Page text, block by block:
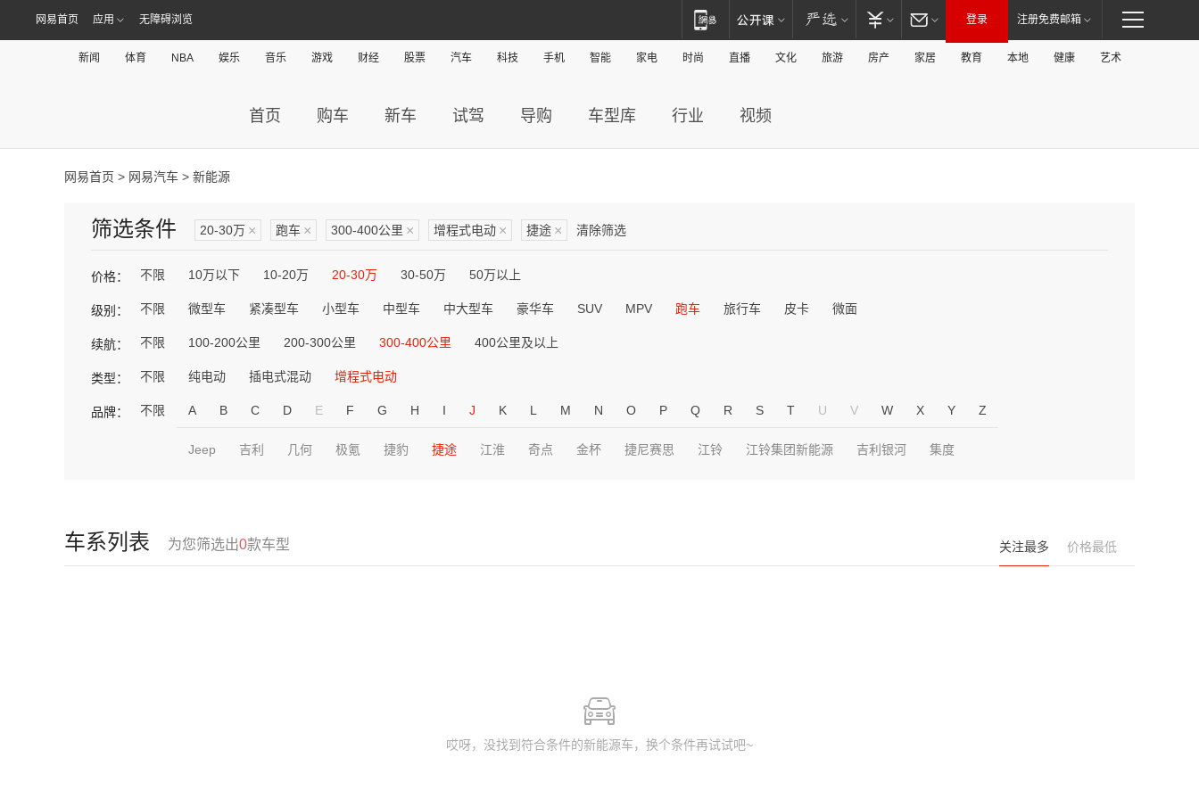
网易首页 应用 无障碍浏览 登录 注册免费邮箱
新闻 体育 NBA 娱乐 音乐 游戏 财经 股票 汽车 科技 手机 智能 家电 时尚 直播 文化 旅游 房产 家居 教育 本地 健康 艺术
首页 购车 新车 试驾 导购 车型库 行业 视频
网易首页 > 网易汽车 > 新能源
筛选条件 20-30万 × 跑车 × 300-400公里 × 增程式电动 × 捷途 × 清除筛选
价格： 不限 10万以下 10-20万 20-30万 30-50万 50万以上
级别： 不限 微型车 紧凑型车 小型车 中型车 中大型车 豪华车 SUV MPV 跑车 旅行车 皮卡 微面
续航： 不限 100-200公里 200-300公里 300-400公里 400公里及以上
类型： 不限 纯电动 插电式混动 增程式电动
品牌： 不限 A B C D E F G H I J K L M N O P Q R S T U V W X Y Z
Jeep 吉利 几何 极氪 捷豹 捷途 江淮 奇点 金杯 捷尼赛思 江铃 江铃集团新能源 吉利银河 集度
车系列表 为您筛选出0款车型 关注最多 价格最低
哎呀，没找到符合条件的新能源车，换个条件再试试吧~